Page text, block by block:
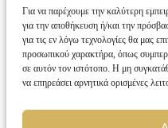
Για να παρέχουμε την καλύτερη
για την αποθήκευση ή/και την
για τις εν λόγω τεχνολογίες θα μας
προσωπικού χαρακτήρα, όπως
σε αυτόν τον ιστότοπο. Η μη
να επηρεάσει αρνητικά ορισμένες
Close